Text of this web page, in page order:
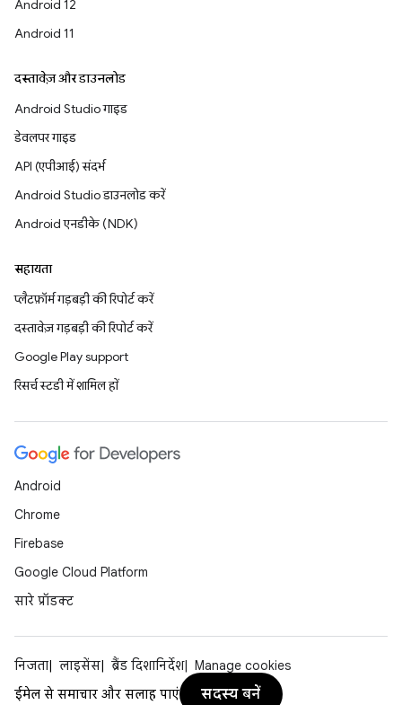
Android 12
Android 11
दस्तावेज़ और डाउनलोड
Android Studio गाइड
डेवलपर गाइड
API (एपीआई) संदर्भ
Android Studio डाउनलोड करें
Android एनडीके (NDK)
सहायता
प्लैटफ़ॉर्म गड़बड़ी की रिपोर्ट करें
दस्तावेज़ गड़बड़ी की रिपोर्ट करें
Google Play support
रिसर्च स्टडी में शामिल हों
Android
Chrome
Firebase
Google Cloud Platform
सारे प्रॉडक्ट
निजता लाइसेंस ब्रैंड दिशानिर्देश
Manage cookies
ईमेल से समाचार और सलाह पाएं
सदस्य बनें